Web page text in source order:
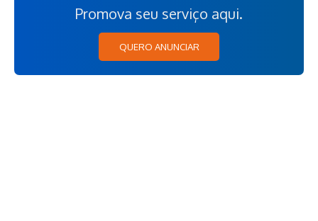
Promova seu serviço aqui.
QUERO ANUNCIAR